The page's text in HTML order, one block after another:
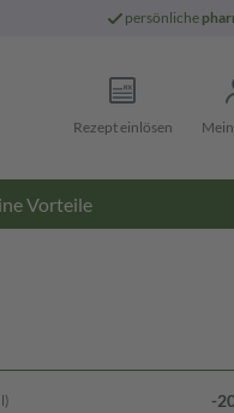
persönliche
Rezept einlösen
Vorteile
-